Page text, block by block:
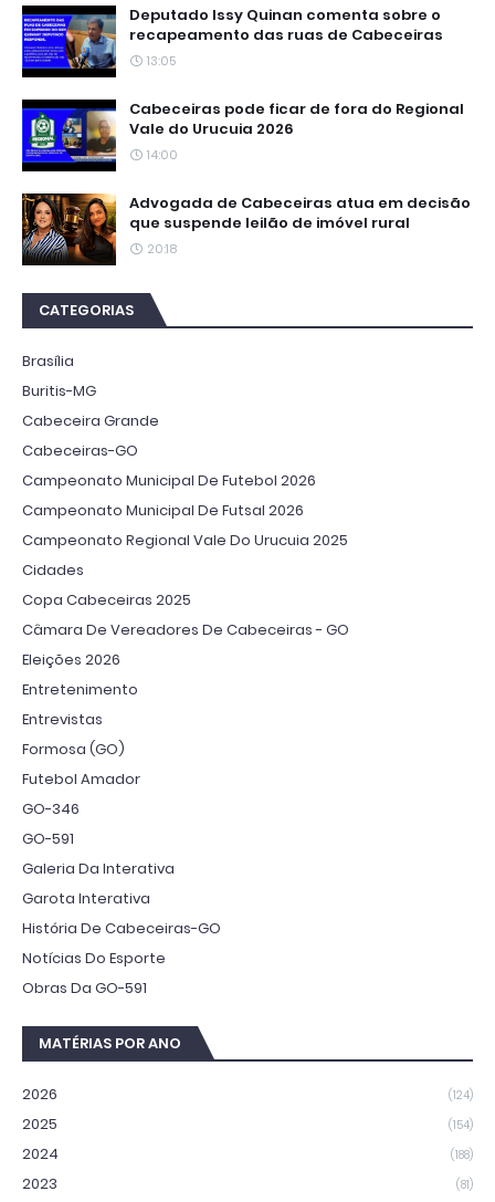
Deputado Issy Quinan comenta sobre o
recapeamento das ruas de Cabeceiras
13:05
Cabeceiras pode ficar de fora do Regional
Vale do Urucuia 2026
14:00
Advogada de Cabeceiras atua em decisão
que suspende leilão de imóvel rural
20:18
CATEGORIAS
Brasília
Buritis-MG
Cabeceira Grande
Cabeceiras-GO
Campeonato Municipal De Futebol 2026
Campeonato Municipal De Futsal 2026
Campeonato Regional Vale Do Urucuia 2025
Cidades
Copa Cabeceiras 2025
Câmara De Vereadores De Cabeceiras - GO
Eleições 2026
Entretenimento
Entrevistas
Formosa (GO)
Futebol Amador
GO-346
GO-591
Galeria Da Interativa
Garota Interativa
História De Cabeceiras-GO
Notícias Do Esporte
Obras Da GO-591
MATÉRIAS POR ANO
2026 (124)
2025 (154)
2024 (188)
2023 (81)